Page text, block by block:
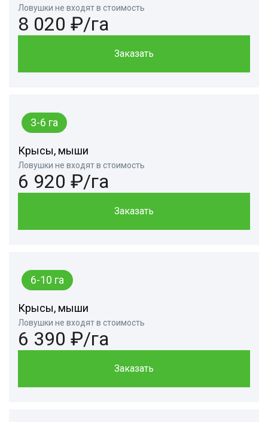
Ловушки не входят в стоимость
8 020 ₽/га
Заказать
3-6 га
Крысы, мыши
Ловушки не входят в стоимость
6 920 ₽/га
Заказать
6-10 га
Крысы, мыши
Ловушки не входят в стоимость
6 390 ₽/га
Заказать